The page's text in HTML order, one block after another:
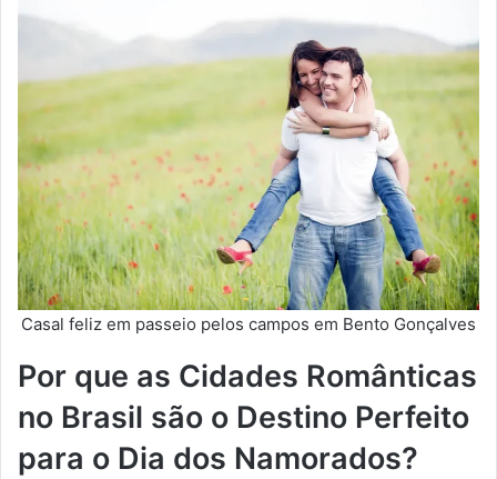
Casal feliz em passeio pelos campos em Bento Gonçalves
Por que as Cidades Românticas
no Brasil são o Destino Perfeito
para o Dia dos Namorados?